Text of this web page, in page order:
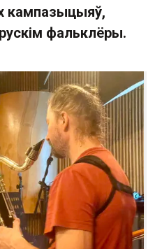
кампазыцыяў,
фальклёры.